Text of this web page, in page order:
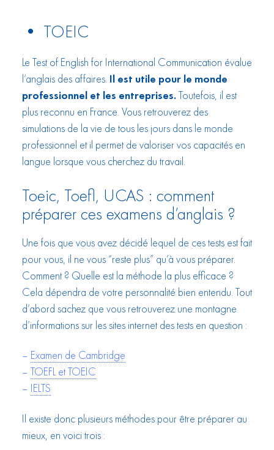
• TOEIC
Le Test of English for International Communication évalue
l’anglais des affaires. Il est utile pour le monde
professionnel et les entreprises.Toutefois, il est
plus reconnu en France. Vous retrouverez des
simulations de la vie de tous les jours dans le monde
professionnel et il permet de valoriser vos capacités en
langue lorsque vous cherchez du travail.
Toeic, Toefl, UCAS : comment
préparer ces examens d’anglais ?
Une fois que vous avez décidé lequel de ces tests est fait
pour vous, il ne vous “reste plus” qu’à vous préparer.
Comment ? Quelle est la méthode la plus efficace ?
Cela dépendra de votre personnalité bien entendu. Tout
d’abord sachez que vous retrouverez une montagne
d’informations sur les sites internet des tests en question :
– Examen de Cambridge
– TOEFL et TOEIC
– IELTS
Il existe donc plusieurs méthodes pour être préparer au
mieux, en voici trois :